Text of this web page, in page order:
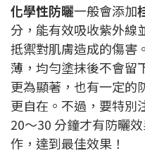
化學性防曬一般會添加
分，能有效吸收紫外線
抵禦對肌膚造成的傷害
薄，均勻塗抹後不會留
更為顯著，也有一定的
更自在。不過，要特別
20～30 分鐘才有防曬
作，達到最佳效果！